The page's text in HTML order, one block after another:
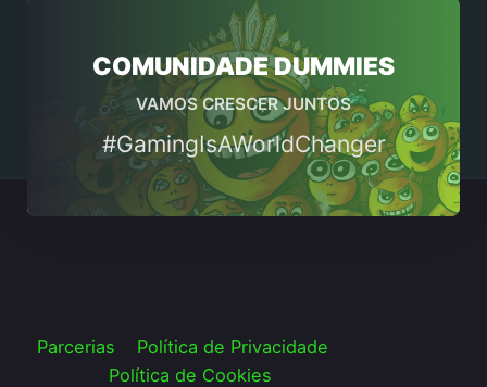
COMUNIDADE DUMMIES
VAMOS CRESCER JUNTOS
#GamingIsAWorldChanger
Parcerias
Política de Privacidade
Política de Cookies